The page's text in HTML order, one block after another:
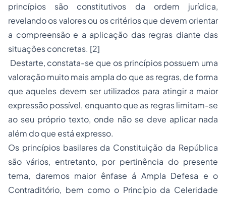
princípios são constitutivos da ordem jurídica,
revelando os valores ou os critérios que devem orientar
a compreensão e a aplicação das regras diante das
situações concretas. [2]
Destarte, constata-se que os princípios possuem uma
valoração muito mais ampla do que as regras, de forma
que aqueles devem ser utilizados para atingir a maior
expressão possível, enquanto que as regras limitam-se
ao seu próprio texto, onde não se deve aplicar nada
além do que está expresso.
Os princípios basilares da Constituição da República
são vários, entretanto, por pertinência do presente
tema, daremos maior ênfase á Ampla Defesa e o
Contraditório, bem como o Princípio da Celeridade